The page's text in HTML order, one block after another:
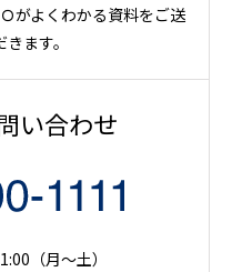
がよくわかる資料をご送
ます。
い合わせ
（月〜土）